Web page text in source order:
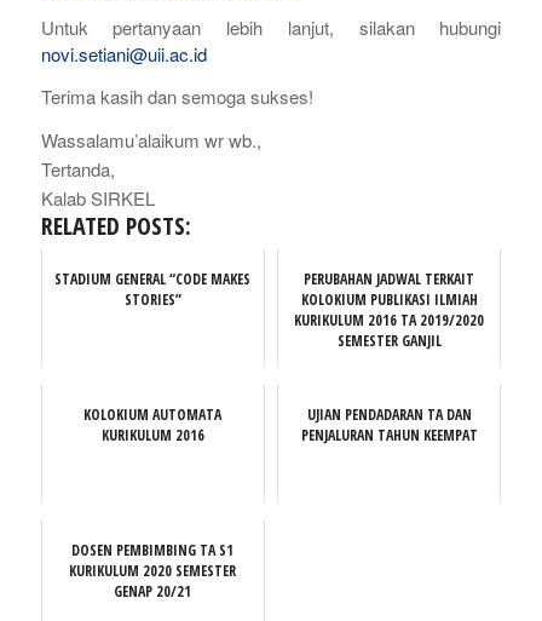
Untuk pertanyaan lebih lanjut, silakan hubungi
novi.setiani@uii.ac.id
Terima kasih dan semoga sukses!
Wassalamu’alaikum wr wb.,
Tertanda,
Kalab SIRKEL
RELATED POSTS:
STADIUM GENERAL “CODE MAKES
STORIES”
PERUBAHAN JADWAL TERKAIT
KOLOKIUM PUBLIKASI ILMIAH
KURIKULUM 2016 TA 2019/2020
SEMESTER GANJIL
KOLOKIUM AUTOMATA
KURIKULUM 2016
UJIAN PENDADARAN TA DAN
PENJALURAN TAHUN KEEMPAT
DOSEN PEMBIMBING TA S1
KURIKULUM 2020 SEMESTER
GENAP 20/21